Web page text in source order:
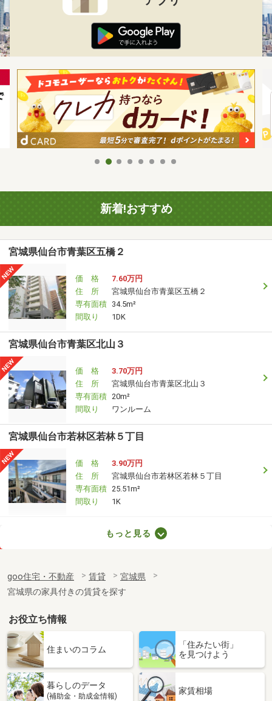
新着!おすすめ
宮城県仙台市青葉区五橋２
価 格
7.60万円
住 所
宮城県仙台市青葉区五橋２
専有面積 34.5m²
間取り
1DK
宮城県仙台市青葉区北山３
価 格
3.70万円
住 所
宮城県仙台市青葉区北山３
専有面積 20m²
間取り
ワンルーム
宮城県仙台市若林区若林５丁目
価 格
3.90万円
住 所
宮城県仙台市若林区若林５丁目
専有面積 25.51m²
間取り
1K
宮城県柴田郡大河原町字住吉町
専有面積
36.3m²
間取り
1K
宮城県仙台市青葉区荒巻本沢３
価 格
3.70万円
宮城県仙台市青葉区荒巻本沢３
専有面積 26m²
間取り
もっと見る
goo住宅・不動産 賃貸
宮城県
宮城県の家具付きの賃貸を探す
お役立ち情報
住まいのコラム
「住みたい街」
を見つけよう
暮らしのデータ
(補助金・助成金情報)
家賃相場